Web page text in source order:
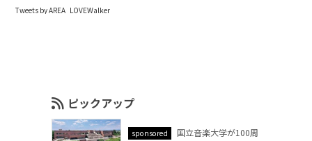
Tweets by AREA_LOVEWalker
ピックアップ
sponsored
国立音楽大学が100周